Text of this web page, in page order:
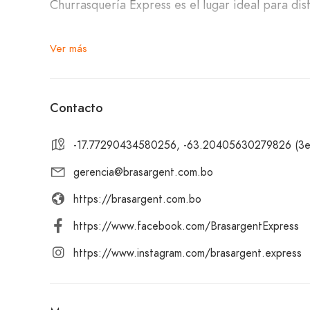
Churrasquería Express es el lugar ideal para
Nuestro variado menú incluye punta de S,
Ven y disfruta de la especialidad en carnes de
contactarnos.
Ver más
Contacto
-17.77290434580256, -63.20405630279826
gerencia@brasargent.com.bo
https://brasargent.com.bo
https://www.facebook.com/BrasargentExpress
https://www.instagram.com/brasargent.express